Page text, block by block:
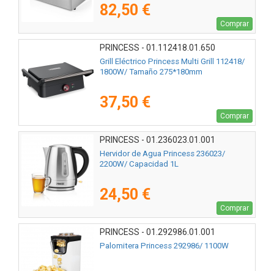
82,50 €
Comprar
PRINCESS - 01.112418.01.650
Grill Eléctrico Princess Multi Grill 112418/
1800W/ Tamaño 275*180mm
37,50 €
Comprar
PRINCESS - 01.236023.01.001
Hervidor de Agua Princess 236023/
2200W/ Capacidad 1L
24,50 €
Comprar
PRINCESS - 01.292986.01.001
Palomitera Princess 292986/ 1100W